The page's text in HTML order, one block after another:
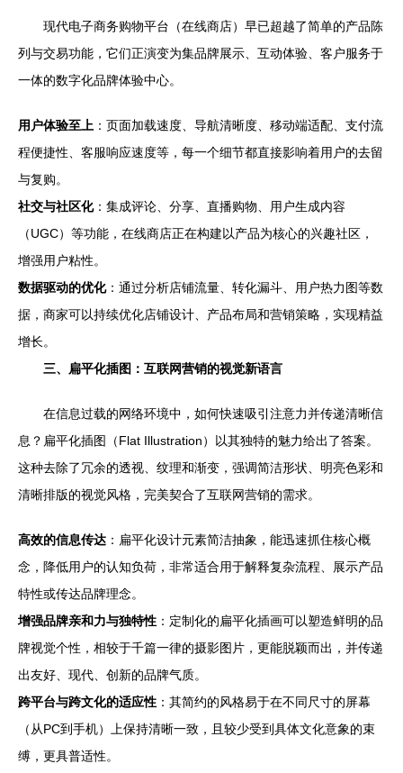
现代电子商务购物平台（在线商店）早已超越了简单的产品陈
列与交易功能，它们正演变为集品牌展示、互动体验、客户服务于
一体的数字化品牌体验中心。
用户体验至上 ：页面加载速度、导航清晰度、移动端适配、支付流
程便捷性、客服响应速度等，每一个细节都直接影响着用户的去留
与复购。
社交与社区化：集成评论、分享、直播购物、用户生成内容
（UGC）等功能，在线商店正在构建以产品为核心的兴趣社区，
增强用户粘性。
数据驱动的优化：通过分析店铺流量、转化漏斗、用户热力图等数
据，商家可以持续优化店铺设计、产品布局和营销策略，实现精益
增长。
三、扁平化插图：互联网营销的视觉新语言
在信息过载的网络环境中，如何快速吸引注意力并传递清晰信
息？扁平化插图（Flat Illustration）以其独特的魅力给出了答案。
这种去除了冗余的透视、纹理和渐变，强调简洁形状、明亮色彩和
清晰排版的视觉风格，完美契合了互联网营销的需求。
高效的信息传达 ：扁平化设计元素简洁抽象，能迅速抓住核心概
念，降低用户的认知负荷，非常适合用于解释复杂流程、展示产品
特性或传达品牌理念。
增强品牌亲和力与独特性 ：定制化的扁平化插画可以塑造鲜明的品
牌视觉个性，相较于千篇一律的摄影图片，更能脱颖而出，并传递
出友好、现代、创新的品牌气质。
跨平台与跨文化的适应性 ：其简约的风格易于在不同尺寸的屏幕
（从PC到手机）上保持清晰一致，且较少受到具体文化意象的束
缚，更具普适性。